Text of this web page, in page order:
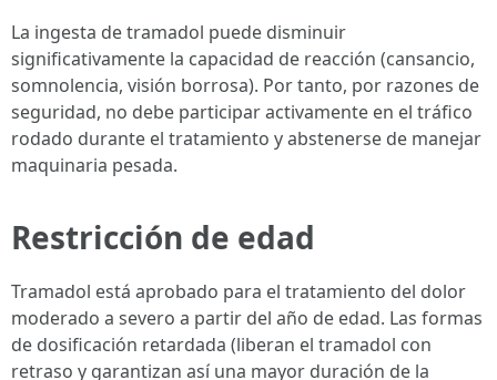
La ingesta de tramadol puede disminuir
significativamente la capacidad de reacción (cansancio,
somnolencia, visión borrosa). Por tanto, por razones de
seguridad, no debe participar activamente en el tráfico
rodado durante el tratamiento y abstenerse de manejar
maquinaria pesada.
Restricción de edad
Tramadol está aprobado para el tratamiento del dolor
moderado a severo a partir del año de edad. Las formas
de dosificación retardada (liberan el tramadol con
retraso y garantizan así una mayor duración de la